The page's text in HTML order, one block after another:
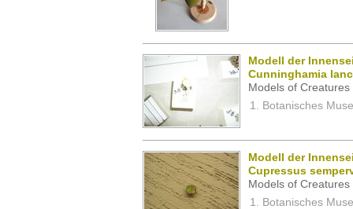
Modell der
Cunninghamia
Models of
Botanisches
Modell der
Cupressus
Models of
Botanisches